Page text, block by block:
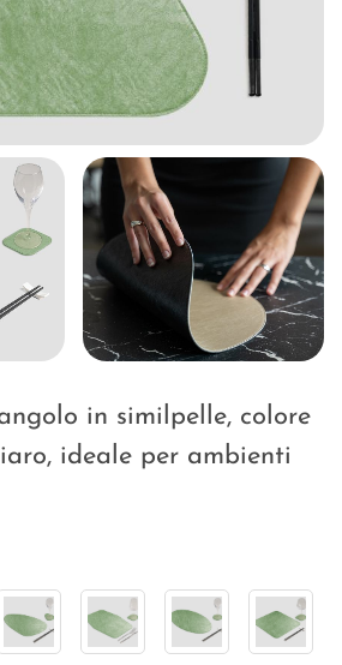
in similpelle, colore
ideale per ambienti